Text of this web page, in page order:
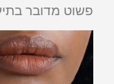
פשוט מדובר